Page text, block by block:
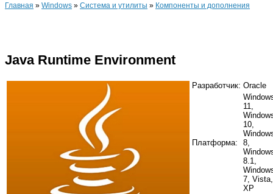
Главная » Windows » Система и утилиты » Компоненты и дополнения
Java Runtime Environment
Разработчик: Oracle
Платформа:
11,
10,
8,
8.1,
7, Vista,
XP